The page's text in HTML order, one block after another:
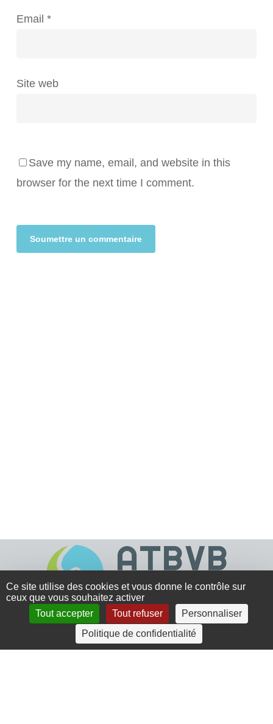
Email *
Site web
Save my name, email, and website in this
browser for the next time I comment.
4 rue Crec’h-Ugen
22810 Belle Isle en Terre
Ce site utilise des cookies et vous donne le contrôle sur
ceux que vous souhaitez activer
Tout accepter
Tout refuser
Personnaliser
Politique de confidentialité